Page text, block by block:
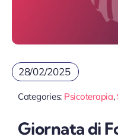
28/02/2025
Categories: Psicoterapia,
Giornata di